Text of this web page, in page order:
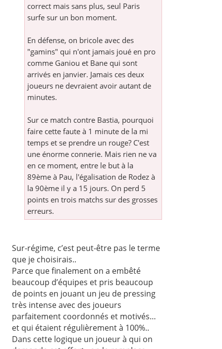
correct mais sans plus, seul Paris
surfe sur un bon moment.
En défense, on bricole avec des
"gamins" qui n'ont jamais joué en pro
comme Ganiou et Bane qui sont
arrivés en janvier. Jamais ces deux
joueurs ne devraient avoir autant de
minutes.
Sur ce match contre Bastia, pourquoi
faire cette faute à 1 minute de la mi
temps et se prendre un rouge? C'est
une énorme connerie. Mais rien ne va
en ce moment, entre le but à la
89ème à Pau, l'égalisation de Rodez à
la 90ème il y a 15 jours. On perd 5
points en trois matchs sur des grosses
erreurs.
Sur-régime, c’est peut-être pas le terme
que je choisirais..
Parce que finalement on a embêté
beaucoup d’équipes et pris beaucoup
de points en jouant un jeu de pressing
très intense avec des joueurs
parfaitement coordonnés et motivés…
et qui étaient régulièrement à 100%..
Dans cette logique un joueur à qui on